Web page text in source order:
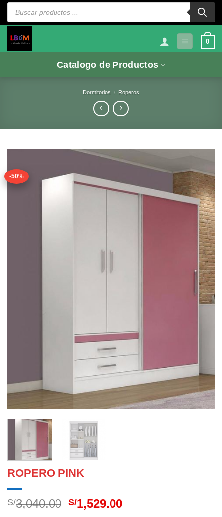
Saltar
Búsqueda
productos
0
Catalogo de Productos
Dormitorios / Roperos
-50%
ROPERO PINK
S/3,040.00 El
S/1,529.00El